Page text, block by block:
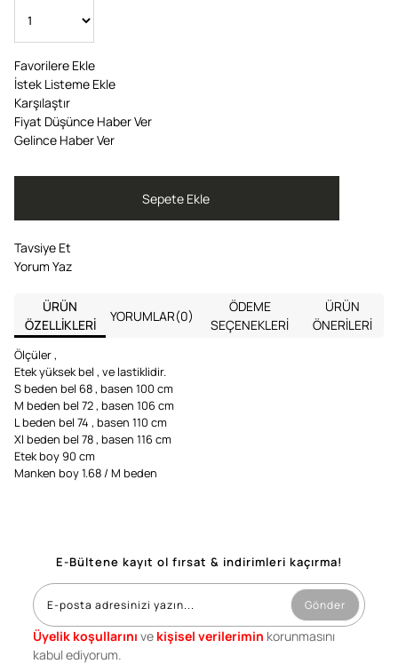
Favorilere Ekle
İstek Listeme Ekle
Karşılaştır
Fiyat Düşünce Haber Ver
Gelince Haber Ver
Tavsiye Et
Yorum Yaz
ÜRÜN
ÖZELLIKLERI
YORUMLAR(0)
ÖDEME
SEÇENEKLERI
ÜRÜN
ÖNERILERI
Ölçüler ,
Etek yüksek bel , ve lastiklidir.
S beden bel 68 , basen 100 cm
M beden bel 72 , basen 106 cm
L beden bel 74 , basen 110 cm
Xl beden bel 78 , basen 116 cm
Etek boy 90 cm
Manken boy 1.68 / M beden
E-Bültene kayıt ol fırsat & indirimleri kaçırma!
Gönder
Üyelik koşullarını ve kişisel verilerimin korunmasını
kabul ediyorum.